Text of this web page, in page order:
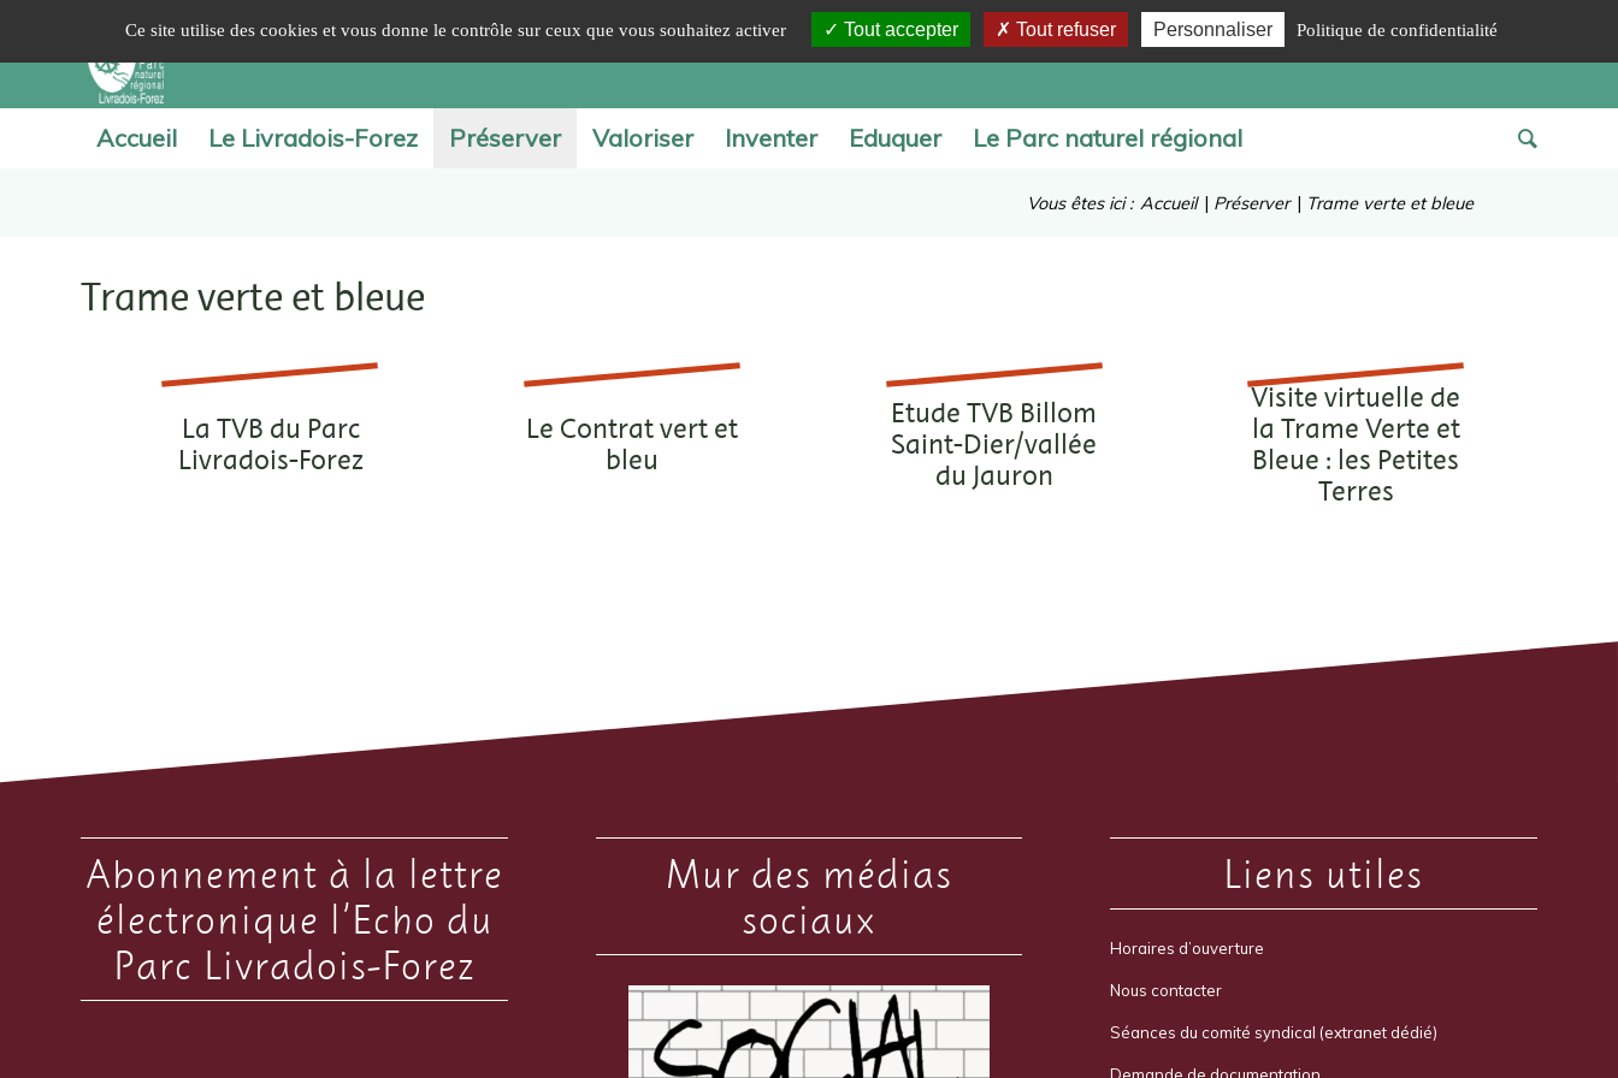
Accueil Le Livradois-Forez Préserver Valoriser Inventer Eduquer Le Parc naturel régional
Vous êtes ici : Accueil | Préserver | Trame verte et bleue
Trame verte et bleue
La TVB du Parc
Livradois-Forez
Le Contrat vert et
bleu
Etude TVB Billom
Saint-Dier/vallée
du Jauron
Visite virtuelle de
la Trame Verte et
Bleue : les Petites
Terres
Abonnement à la lettre
électronique l’Echo du
Parc Livradois-Forez
Mur des médias
sociaux
Liens utiles
Horaires d’ouverture
Nous contacter
Séances du comité syndical (extranet dédié)
Ce site utilise des cookies et vous donne le contrôle sur ceux que vous souhaitez activer Tout accepter Tout refuser Personnaliser Politique de confidentialité